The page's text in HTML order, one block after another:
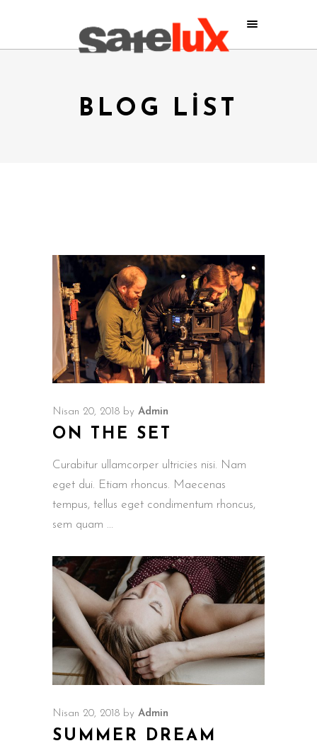
BLOG LIST
Nisan 20, 2018 by Admin
ON THE SET
Curabitur ullamcorper ultricies nisi. Nam
eget dui. Etiam rhoncus. Maecenas
tempus, tellus eget condimentum rhoncus,
sem quam
Nisan 20, 2018 by Admin
SUMMER DREAM